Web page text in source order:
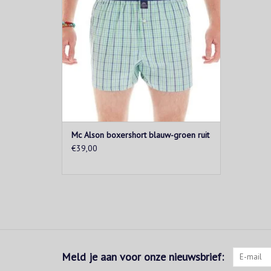
Mc Alson boxershort blauw-groen ruit
€39,00
Meld je aan voor onze nieuwsbrief: